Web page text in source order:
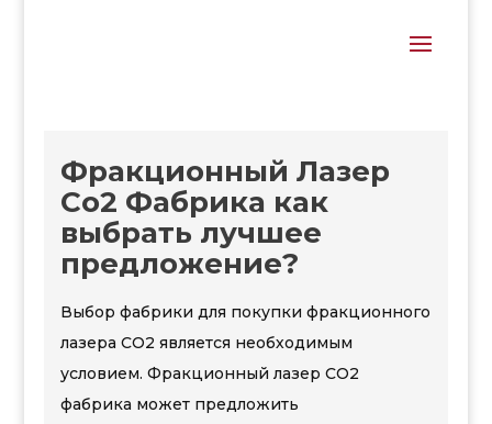
Фракционный Лазер
Со2 Фабрика как
выбрать лучшее
предложение?
Выбор фабрики для покупки фракционного
лазера СО2 является необходимым
условием. Фракционный лазер СО2
фабрика может предложить